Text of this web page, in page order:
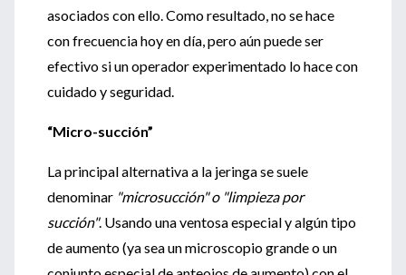
asociados con ello. Como resultado, no se hace
con frecuencia hoy en día, pero aún puede ser
efectivo si un operador experimentado lo hace con
cuidado y seguridad.
“Micro-succión”
La principal alternativa a la jeringa se suele
denominar "microsucción" o "limpieza por
succión". Usando una ventosa especial y algún tipo
de aumento (ya sea un microscopio grande o un